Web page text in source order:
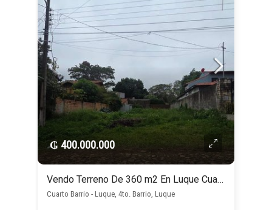
₲ 400.000.000
Vendo Terreno De 360 m2 En Luque Cuarto Barrio
Cuarto Barrio - Luque, 4to. Barrio, Luque